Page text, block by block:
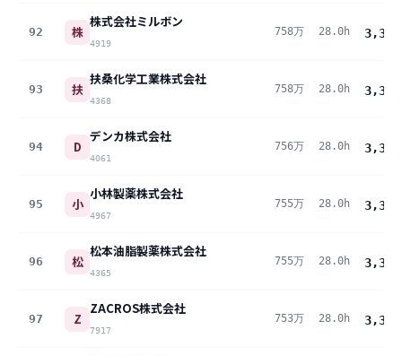
92 株
株式会社ミルボン
4919
758万 28.0h 3,361
93 扶
扶桑化学工業株式会社
4368
758万 28.0h 3,359
94 D
デンカ株式会社
4061
756万 28.0h 3,349
95 小
小林製薬株式会社
4967
755万 28.0h 3,348
96 松
松本油脂製薬株式会社
4365
755万 28.0h 3,346
97 Z
ZACROS株式会社
7917
753万 28.0h 3,340